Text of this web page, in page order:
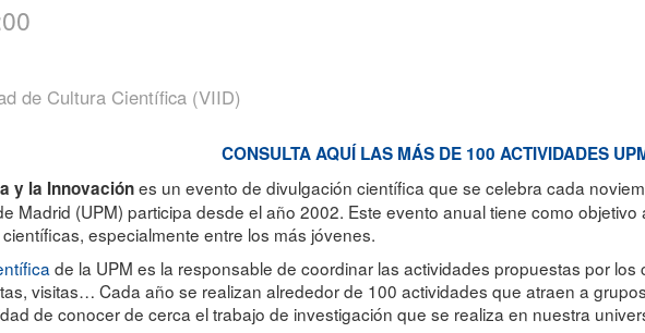
de Cultura Científica (VIID)
CONSULTA AQUÍ LAS MÁS DE 100 ACTIVIDADES
y la Innovaciónes un evento de divulgación científica que se celebra cada
Madrid (UPM) participa desde el año 2002. Este evento anual tiene como
especialmente entre los más jóvenes.
de la UPM es la responsable de coordinar las actividades propuestas por
visitas… Cada año se realizan alrededor de 100 actividades que atraen a
de conocer de cerca el trabajo de investigación que se realiza en nuestra